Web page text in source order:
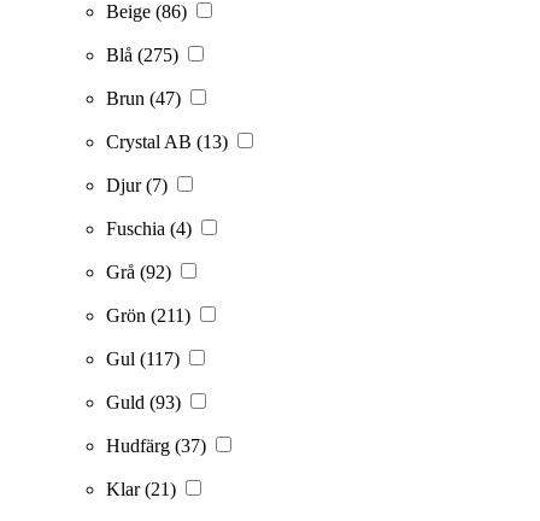
Beige (86)
Blå (275)
Brun (47)
Crystal AB (13)
Djur(7)
Fuschia (4)
Grå (92)
Grön (211)
Gul (117)
Guld (93)
Hudfärg (37)
Klar(21)